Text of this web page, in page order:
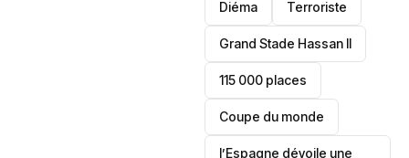
Diéma Terroriste
Grand Stade Hassan II
115 000 places
‎Coupe du monde
l’Espagne dévoile une